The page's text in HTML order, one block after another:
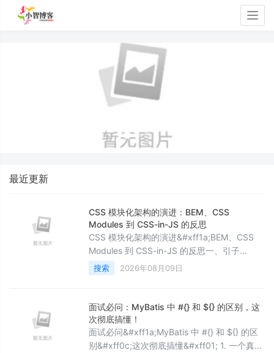
最近更新
CSS 模块化架构的演进：BEM、CSS
Modules 到 CSS-in-JS 的反思
CSS 模块化架构的演进&#xff1a;BEM、CSS
Modules 到 CSS-in-JS 的反思一、引子
&#xff1a;那个 BEM 类名比内容还长的组件翻到
五年前写的代码&#xff0c;一个按钮的 class 是
active。它在 2019 年是正确的——BEM 方法
论是当时应对&#34;CSS 全局作用域&#34;
搜索 2026年08月09日
面试必问：MyBatis 中 #{} 和 ${} 的区别，这
次彻底搞懂！
面试必问&#xff1a;MyBatis 中 #{} 和 ${} 的区
别&#xff0c;这次彻底搞懂&#xff01; 1. 一个真实